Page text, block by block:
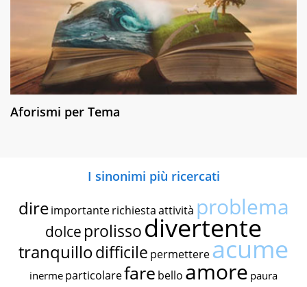
Aforismi per Tema
I sinonimi più ricercati
dire importante richiestaattività problema
dolce prolissodivertente
tranquillodifficile permettereacume
inerme particolarefare bello amore paura